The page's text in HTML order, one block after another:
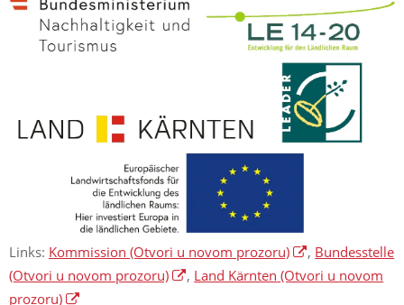
Links: Kommission (Otvori u novom prozoru) , Bundesstelle
(Otvori u novom prozoru)
, Land Kärnten (Otvori u novom
prozoru)